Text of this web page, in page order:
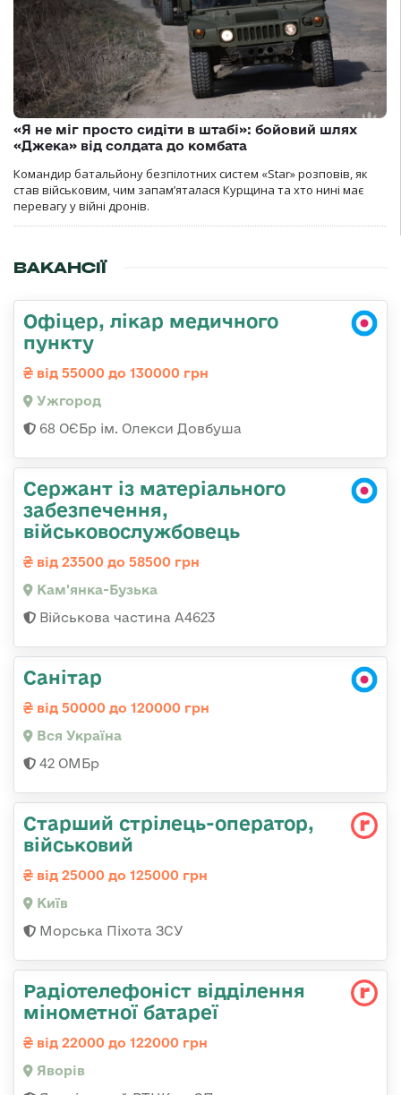
«Я не міг просто сидіти в штабі»: бойовий шлях
«Джека» від солдата до комбата
Командир батальйону безпілотних систем «Star» розповів, як
став військовим, чим запам’яталася Курщина та хто нині має
перевагу у війні дронів.
ВАКАНСІЇ
Офіцер, лікар медичного
пункту
від 55000 до 130000 грн
Ужгород
68 ОЄБр ім. Олекси Довбуша
Сержант із матеріального
забезпечення,
військовослужбовець
від 23500 до 58500 грн
Кам'янка-Бузька
Військова частина А4623
Санітар
від 50000 до 120000 грн
Вся Україна
42 ОМБр
Стаpший стpілець-опеpатоp,
військовий
від 25000 до 125000 грн
Київ
Морська Піхота ЗСУ
Радіотелефоніст відділення
мінометної батареї
від 22000 до 122000 грн
Яворів